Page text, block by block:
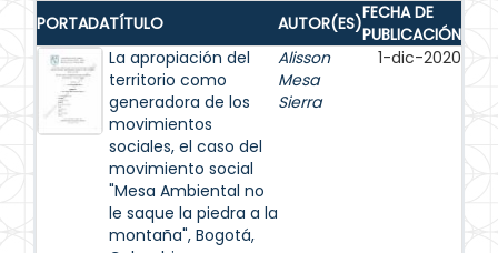
PORTADATÍTULO AUTOR(ES)FECHA DE
PUBLICACIÓN
La apropiación del
territorio como
generadora de los
movimientos
sociales, el caso del
movimiento social
"Mesa Ambiental no
le saque la piedra a la
montaña", Bogotá,
Alisson
Mesa
Sierra
1-dic-2020